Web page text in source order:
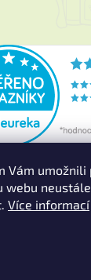
Vám
webu
Více informací